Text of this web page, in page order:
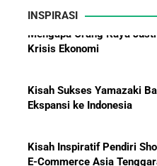
INSPIRASI
Kisah Sukses Yamazaki
Kisah Inspiratif Pendiri